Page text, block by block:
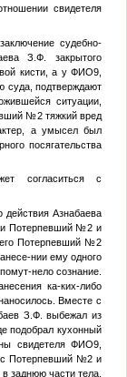
свидетеля
судебно-
З.Ф. закрытого
кисти, а уФИО9
суда, подтверждают
ситуации,
№2тяжкий вред
а умысел был
посягательства
согласиться с
действия Азнабаева
Потерпевший №2 и
Потерпевший №2
нии ему одного
нело сознание.
ка-ких-либо
Вместе с
З.Ф. выбежал из
подобрал кухонный
свидетеляФИО9
Потерпевший №2 и
заднюю части тела,